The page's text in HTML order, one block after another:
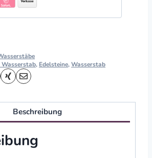
Wasserstab, Edelsteine,Wasserstab
Beschreibung